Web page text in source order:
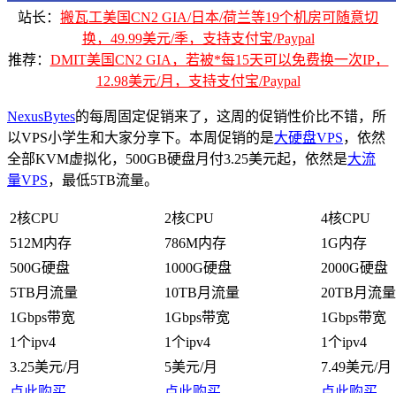
站长： 搬瓦工美国CN2 GIA/日本/荷兰等19个机房可随意切
换，49.99美元/季，支持支付宝/Paypal
推荐： DMIT美国CN2 GIA，若被*每15天可以免费换一次IP，
12.98美元/月，支持支付宝/Paypal
NexusBytes的每周固定促销来了，这周的促销性价比不错，所
以VPS小学生和大家分享下。本周促销的是大硬盘VPS，依然
全部KVM虚拟化，500GB硬盘月付3.25美元起，依然是大流
量VPS，最低5TB流量。
2核CPU 2核CPU
4核CPU
512M内存
786M内存
1G内存
500G硬盘
1000G硬盘
2000G硬盘
5TB月流量
10TB月流量
20TB月流量
1Gbps带宽
1Gbps带宽
1Gbps带宽
1个ipv4
1个ipv4
1个ipv4
3.25美元/月
5美元/月
7.49美元/月